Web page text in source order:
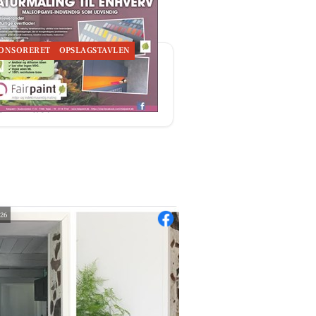
OPSLAGSTAVLEN
ApS sælger naturlig
der forbedrer